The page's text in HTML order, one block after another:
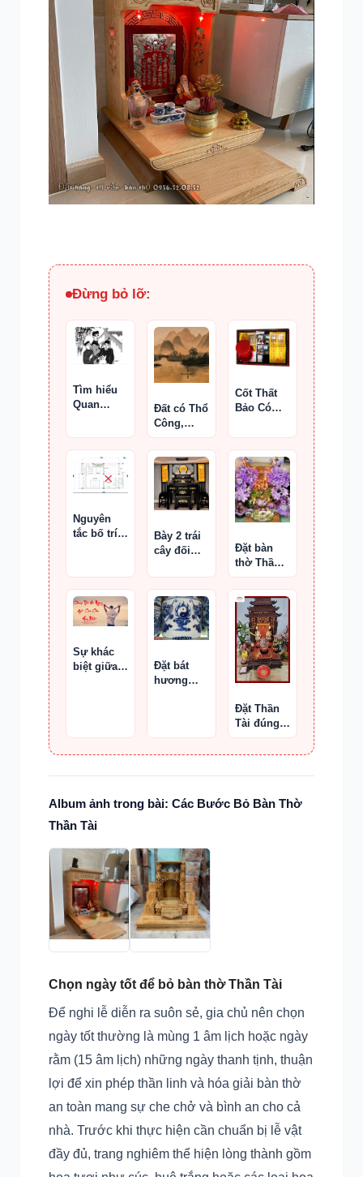
Đừng bỏ lỡ:
Tìm hiểu
Quan
Đất có Thổ
Công,
sông có
Hà Bá
Cốt Thất
Bảo Có
Thế Nào ?
Nguyên
tắc bố trí
phòng thờ
Bày 2 trái
cây đối
bàn thờ
Đặt bàn
thờ Thần
Tài – Ông
Địa chuẩn
phong
thủy
Sự khác
biệt giữa
Đặt bát
hương
Đặt Thần
Tài đúng
phong
thủy
Album ảnh trong bài: Các Bước Bỏ Bàn Thờ
Thần Tài
Chọn ngày tốt để bỏ bàn thờ Thần Tài
Để nghi lễ diễn ra suôn sẻ, gia chủ nên chọn
ngày tốt thường là mùng 1 âm lịch hoặc ngày
rằm (15 âm lịch) những ngày thanh tịnh, thuận
lợi để xin phép thần linh và hóa giải bàn thờ
an toàn mang sự che chở và bình an cho cả
nhà. Trước khi thực hiện cần chuẩn bị lễ vật
đầy đủ, trang nghiêm thể hiện lòng thành gồm